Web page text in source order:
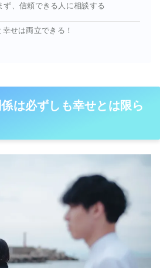
ず、信頼できる人に相談する
せは両立できる！
は必ずしも幸せとは限ら